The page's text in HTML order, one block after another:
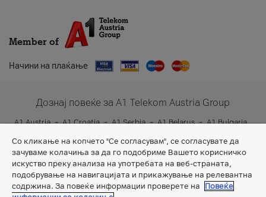
Member of
Начини на плаќање
Дознај повеќе за A1 Telekom Austria Group
A1 Austria A1 Croatia A1 Serbia A1 Belarus
A1 Bulgaria
Со кликање на копчето "Се согласувам", се согласувате да
зачуваме колачиња за да го подобриме Вашето корисничко
искуство преку анализа на употребата на веб-страната,
подобрување на навигацијата и прикажување на релевантна
содржина. За повеќе информации проверете на
Повеќе